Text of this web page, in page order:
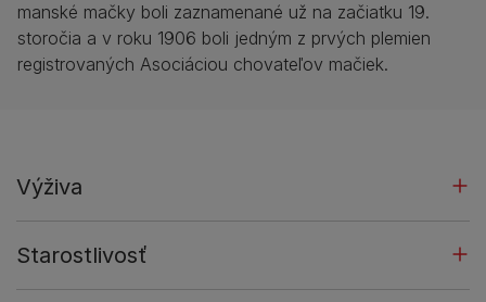
manské mačky boli zaznamenané už na začiatku 19.
storočia a v roku 1906 boli jedným z prvých plemien
registrovaných Asociáciou chovateľov mačiek.
Výživa
Starostlivosť